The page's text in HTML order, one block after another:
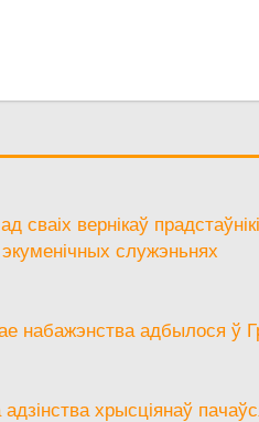
сваіх вернікаў
служэньнях
набажэнства адбылося ў
хрысціянаў